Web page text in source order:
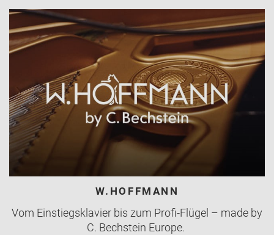
W.HOFFMANN
Vom Einstiegsklavier bis zum Profi-Flügel – made by
C. Bechstein Europe.